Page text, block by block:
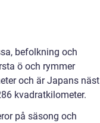
befolkning och
ö och rymmer
och är Japans näst
kvadratkilometer.
på säsong och